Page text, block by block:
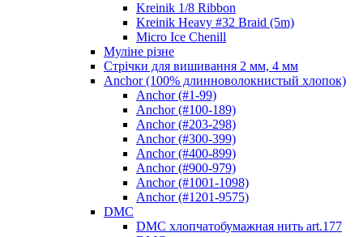
Kreinik 1/8 Ribbon
Kreinik Heavy #32 Braid (5m)
Micro Ice Chenill
Муліне різне
Стрічки для вишивання 2 мм, 4 мм
Anchor (100% длинноволокнистый хлопок)
Anchor (#1-99)
Anchor (#100-189)
Anchor (#203-298)
Anchor (#300-399)
Anchor (#400-899)
Anchor (#900-979)
Anchor (#1001-1098)
Anchor (#1201-9575)
DMC
DMC хлопчатобумажная нить art.177